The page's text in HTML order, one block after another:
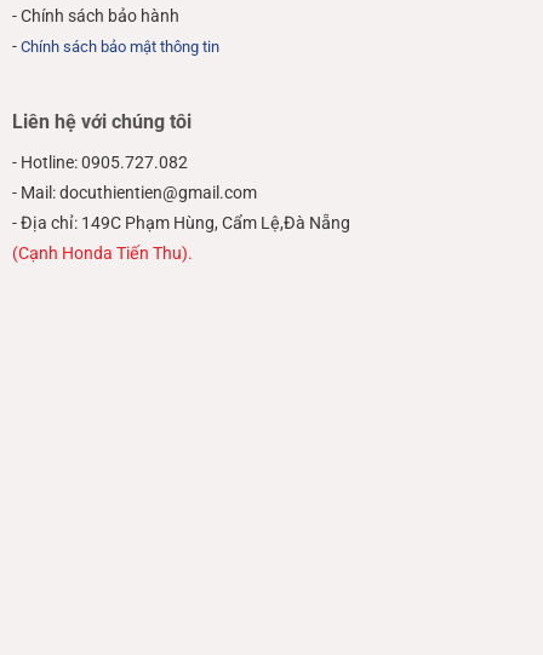
- Chính sách bảo hành
- Chính sách bảo mật thông tin
Liên hệ với chúng tôi
- Hotline: 0905.727.082
- Mail: docuthientien@gmail.com
- Địa chỉ: 149C Phạm Hùng, Cẩm Lệ,Đà Nẵng
(Cạnh Honda Tiến Thu).